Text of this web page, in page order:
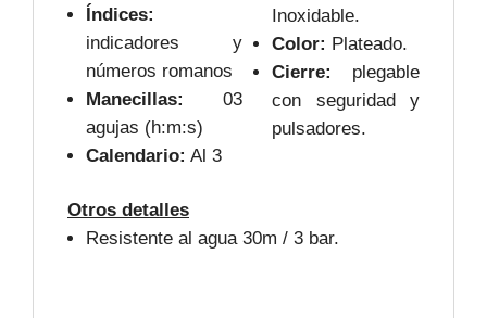
Índices:
indicadores y
números romanos
Manecillas:
03
agujas (h:m:s)
Calendario: Al 3
Inoxidable.
Color: Plateado.
Cierre:
plegable
con seguridad y
pulsadores.
Otros detalles
Resistente al agua 30m / 3 bar.